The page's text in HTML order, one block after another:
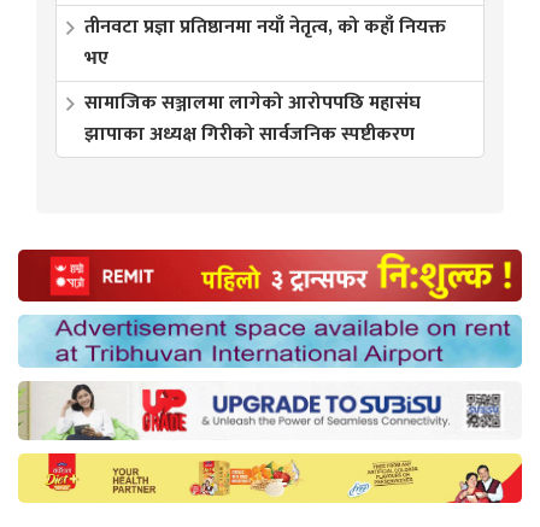
तीनवटा प्रज्ञा प्रतिष्ठानमा नयाँ नेतृत्व, को कहाँ नियक्त
भए
सामाजिक सञ्जालमा लागेको आरोपपछि महासंघ
झापाका अध्यक्ष गिरीको सार्वजनिक स्पष्टीकरण